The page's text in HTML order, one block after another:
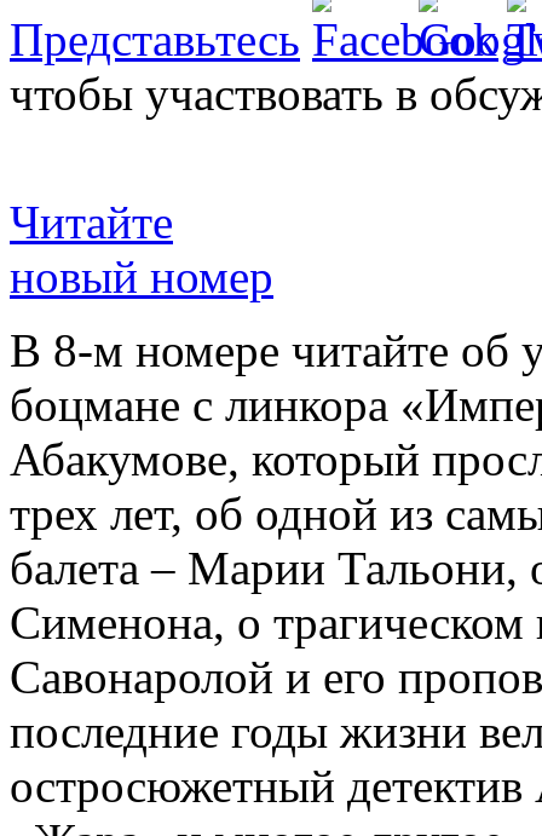
Представьтесь
чтобы участвовать в
Читайте
новый номер
В 8-м номере читайте об
боцмане с линкора
Абакумове, который
трех лет, об одной из
балета – Марии
Сименона, о трагическом
Савонаролой и его
последние годы жизни
остросюжетный детектив